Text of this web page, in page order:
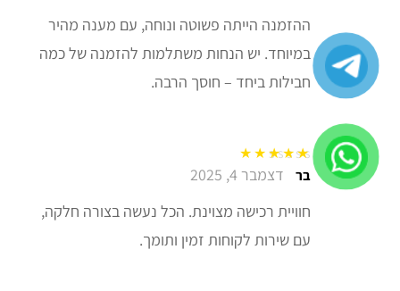
ההזמנה הייתה פשוטה ונוחה, עם מענה מהיר
במיוחד. יש הנחות משתלמות להזמנה של כמה
חבילות ביחד – חוסך הרבה.
דורג5 מתוך 5 בר דצמבר 4, 2025
חוויית רכישה מצוינת. הכל נעשה בצורה חלקה,
עם שירות לקוחות זמין ותומך.